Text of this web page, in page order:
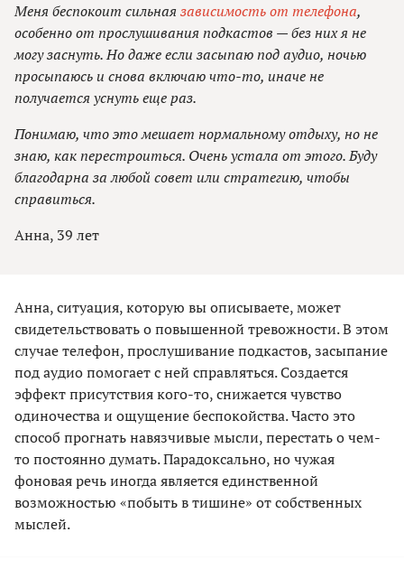
Меня беспокоит сильная зависимость от телефона,
особенно от прослушивания подкастов — без них я не
могу заснуть. Но даже если засыпаю под аудио, ночью
просыпаюсь и снова включаю что-то, иначе не
получается уснуть еще раз.
Понимаю, что это мешает нормальному отдыху, но не
знаю, как перестроиться. Очень устала от этого. Буду
благодарна за любой совет или стратегию, чтобы
справиться.
Анна, 39 лет
Анна, ситуация, которую вы описываете, может
свидетельствовать о повышенной тревожности. В этом
случае телефон, прослушивание подкастов, засыпание
под аудио помогает с ней справляться. Создается
эффект присутствия кого-то, снижается чувство
одиночества и ощущение беспокойства. Часто это
способ прогнать навязчивые мысли, перестать о чем-
то постоянно думать. Парадоксально, но чужая
фоновая речь иногда является единственной
возможностью «побыть в тишине» от собственных
мыслей.